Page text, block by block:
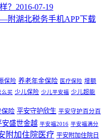
？ 2016-07-19
附湖北税务手机APP下载
保险 养老年金保险 医疗保险 增额
么买 少儿保险 少儿平安福 少儿超能
保险 平安守护欣生 平安守护百分百
安盛世金越 平安福2016 平安福满分
附加住院医疗 平安附加住院日